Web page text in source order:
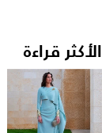
الأكثر قراءة